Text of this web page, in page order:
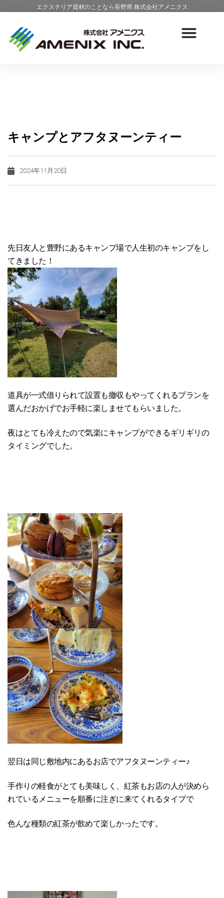
エクステリア資材のことなら長野県 株式会社アメニクス
キャンプとアフタヌーンティー
2024年11月20日
先日友人と豊野にあるキャンプ場で人生初のキャンプをし
てきました！
道具が一式借りられて設置も撤収もやってくれるプランを
選んだおかげでお手軽に楽しませてもらいました。
夜はとても冷えたので気楽にキャンプができるギリギリの
タイミングでした。
翌日は同じ敷地内にあるお店でアフタヌーンティー♪
手作りの軽食がとても美味しく、紅茶もお店の人が決めら
れているメニューを順番に注ぎに来てくれるタイプで
色んな種類の紅茶が飲めて楽しかったです。